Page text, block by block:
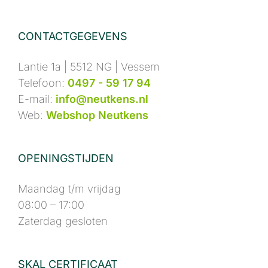
CONTACTGEGEVENS
Lantie 1a | 5512 NG | Vessem
Telefoon: 0497 - 59 17 94
E-mail: info@neutkens.nl
Web: Webshop Neutkens
OPENINGSTIJDEN
Maandag t/m vrijdag
08:00 – 17:00
Zaterdag gesloten
SKAL CERTIFICAAT